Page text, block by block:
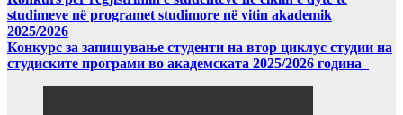
studimeve në programet studimore në vitin akademik
2025/2026
Конкурс за запишување студенти на втор циклус студии на
студиските програми во академската 2025/2026 година